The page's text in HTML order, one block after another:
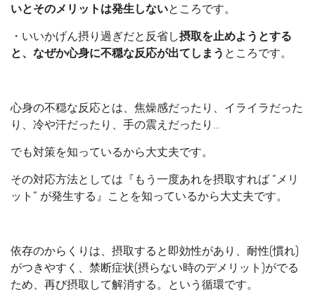
いとそのメリットは発生しないところです。
・いいかげん摂り過ぎだと反省し摂取を止めようとする
と、なぜか心身に不穏な反応が出てしまう ところです。
心身の不穏な反応とは、焦燥感だったり、イライラだった
り、冷や汗だったり、手の震えだったり…
でも対策を知っているから大丈夫です。
その対応方法としては『もう一度あれを摂取すれば “メリ
ット” が発生する』ことを知っているから大丈夫です。
依存のからくりは、摂取すると即効性があり、耐性(慣れ)
がつきやすく、禁断症状(摂らない時のデメリット)がでる
ため、再び摂取して解消する。という循環です。